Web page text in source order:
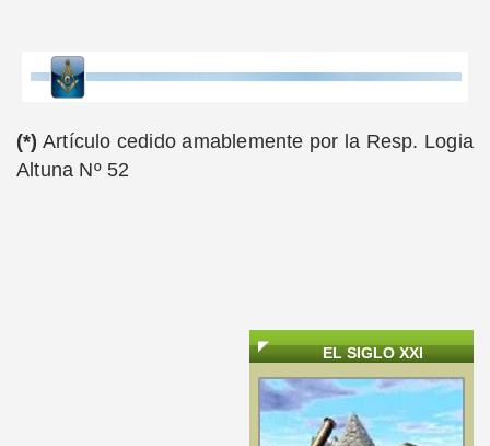
(*) Artículo cedido amablemente por la Resp. Logia
Altuna Nº 52
EL SIGLO XXI